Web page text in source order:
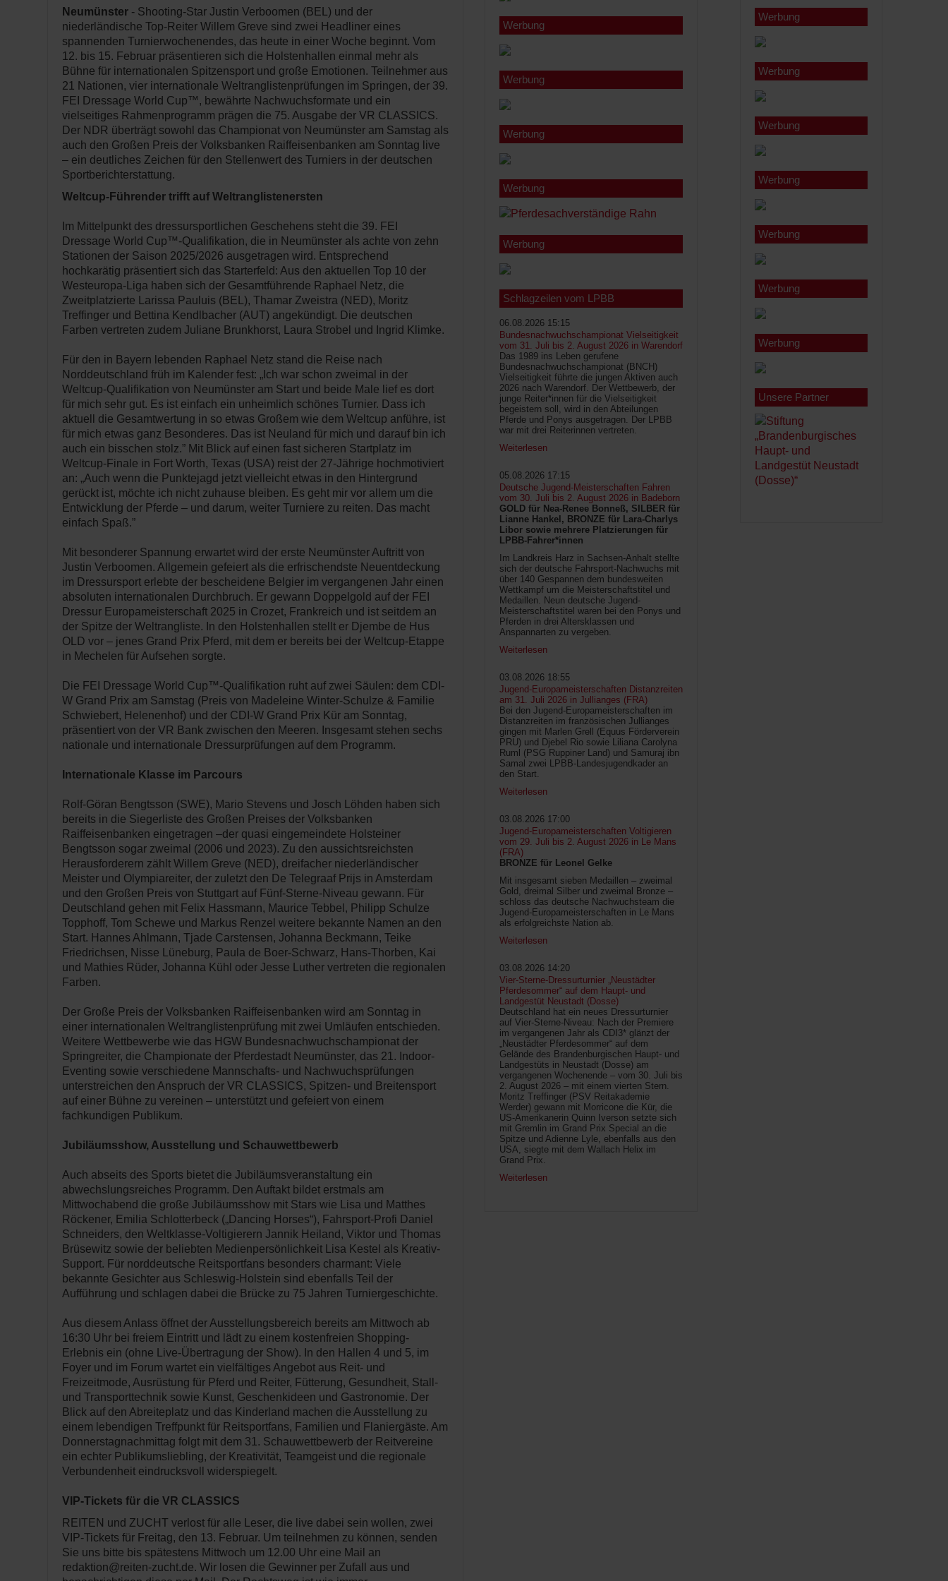
Neumünster - Shooting-Star Justin Verboomen (BEL) und der
niederländische Top-Reiter Willem Greve sind zwei Headliner eines
spannenden Turnierwochenendes, das heute in einer Woche beginnt. Vom
12. bis 15. Februar präsentieren sich die Holstenhallen einmal mehr als
Bühne für internationalen Spitzensport und große Emotionen. Teilnehmer aus
21 Nationen, vier internationale Weltranglistenprüfungen im Springen, der 39.
FEI Dressage World Cup™, bewährte Nachwuchsformate und ein
vielseitiges Rahmenprogramm prägen die 75. Ausgabe der VR CLASSICS.
Der NDR überträgt sowohl das Championat von Neumünster am Samstag als
auch den Großen Preis der Volksbanken Raiffeisenbanken am Sonntag live
– ein deutliches Zeichen für den Stellenwert des Turniers in der deutschen
Sportberichterstattung.
Weltcup-Führender trifft auf Weltranglistenersten
Im Mittelpunkt des dressursportlichen Geschehens steht die 39. FEI
Dressage World Cup™-Qualifikation, die in Neumünster als achte von zehn
Stationen der Saison 2025/2026 ausgetragen wird. Entsprechend
hochkarätig präsentiert sich das Starterfeld: Aus den aktuellen Top 10 der
Westeuropa-Liga haben sich der Gesamtführende Raphael Netz, die
Zweitplatzierte Larissa Pauluis (BEL), Thamar Zweistra (NED), Moritz
Treffinger und Bettina Kendlbacher (AUT) angekündigt. Die deutschen
Farben vertreten zudem Juliane Brunkhorst, Laura Strobel und Ingrid Klimke.
Für den in Bayern lebenden Raphael Netz stand die Reise nach
Norddeutschland früh im Kalender fest: „Ich war schon zweimal in der
Weltcup-Qualifikation von Neumünster am Start und beide Male lief es dort
für mich sehr gut. Es ist einfach ein unheimlich schönes Turnier. Dass ich
aktuell die Gesamtwertung in so etwas Großem wie dem Weltcup anführe, ist
für mich etwas ganz Besonderes. Das ist Neuland für mich und darauf bin ich
auch ein bisschen stolz.” Mit Blick auf einen fast sicheren Startplatz im
Weltcup-Finale in Fort Worth, Texas (USA) reist der 27-Jährige hochmotiviert
an: „Auch wenn die Punktejagd jetzt vielleicht etwas in den Hintergrund
gerückt ist, möchte ich nicht zuhause bleiben. Es geht mir vor allem um die
Entwicklung der Pferde – und darum, weiter Turniere zu reiten. Das macht
einfach Spaß.”
Mit besonderer Spannung erwartet wird der erste Neumünster Auftritt von
Justin Verboomen. Allgemein gefeiert als die erfrischendste Neuentdeckung
im Dressursport erlebte der bescheidene Belgier im vergangenen Jahr einen
absoluten internationalen Durchbruch. Er gewann Doppelgold auf der FEI
Dressur Europameisterschaft 2025 in Crozet, Frankreich und ist seitdem an
der Spitze der Weltrangliste. In den Holstenhallen stellt er Djembe de Hus
OLD vor – jenes Grand Prix Pferd, mit dem er bereits bei der Weltcup-Etappe
in Mechelen für Aufsehen sorgte.
Die FEI Dressage World Cup™-Qualifikation ruht auf zwei Säulen: dem CDI-
W Grand Prix am Samstag (Preis von Madeleine Winter-Schulze & Familie
Schwiebert, Helenenhof) und der CDI-W Grand Prix Kür am Sonntag,
präsentiert von der VR Bank zwischen den Meeren. Insgesamt stehen sechs
nationale und internationale Dressurprüfungen auf dem Programm.
Internationale Klasse im Parcours
Rolf-Göran Bengtsson (SWE), Mario Stevens und Josch Löhden haben sich
bereits in die Siegerliste des Großen Preises der Volksbanken
Raiffeisenbanken eingetragen –der quasi eingemeindete Holsteiner
Bengtsson sogar zweimal (2006 und 2023). Zu den aussichtsreichsten
Herausforderern zählt Willem Greve (NED), dreifacher niederländischer
Meister und Olympiareiter, der zuletzt den De Telegraaf Prijs in Amsterdam
und den Großen Preis von Stuttgart auf Fünf-Sterne-Niveau gewann. Für
Deutschland gehen mit Felix Hassmann, Maurice Tebbel, Philipp Schulze
Topphoff, Tom Schewe und Markus Renzel weitere bekannte Namen an den
Start. Hannes Ahlmann, Tjade Carstensen, Johanna Beckmann, Teike
Friedrichsen, Nisse Lüneburg, Paula de Boer-Schwarz, Hans-Thorben, Kai
und Mathies Rüder, Johanna Kühl oder Jesse Luther vertreten die regionalen
Farben.
Der Große Preis der Volksbanken Raiffeisenbanken wird am Sonntag in
einer internationalen Weltranglistenprüfung mit zwei Umläufen entschieden.
Weitere Wettbewerbe wie das HGW Bundesnachwuchschampionat der
Springreiter, die Championate der Pferdestadt Neumünster, das 21. Indoor-
Eventing sowie verschiedene Mannschafts- und Nachwuchsprüfungen
unterstreichen den Anspruch der VR CLASSICS, Spitzen- und Breitensport
auf einer Bühne zu vereinen – unterstützt und gefeiert von einem
fachkundigen Publikum.
Jubiläumsshow, Ausstellung und Schauwettbewerb
Auch abseits des Sports bietet die Jubiläumsveranstaltung ein
abwechslungsreiches Programm. Den Auftakt bildet erstmals am
Mittwochabend die große Jubiläumsshow mit Stars wie Lisa und Matthes
Röckener, Emilia Schlotterbeck („Dancing Horses“), Fahrsport-Profi Daniel
Schneiders, den Weltklasse-Voltigierern Jannik Heiland, Viktor und Thomas
Brüsewitz sowie der beliebten Medienpersönlichkeit Lisa Kestel als Kreativ-
Support. Für norddeutsche Reitsportfans besonders charmant: Viele
bekannte Gesichter aus Schleswig-Holstein sind ebenfalls Teil der
Aufführung und schlagen dabei die Brücke zu 75 Jahren Turniergeschichte.
Aus diesem Anlass öffnet der Ausstellungsbereich bereits am Mittwoch ab
16:30 Uhr bei freiem Eintritt und lädt zu einem kostenfreien Shopping-
Erlebnis ein (ohne Live-Übertragung der Show). In den Hallen 4 und 5, im
Foyer und im Forum wartet ein vielfältiges Angebot aus Reit- und
Freizeitmode, Ausrüstung für Pferd und Reiter, Fütterung, Gesundheit, Stall-
und Transporttechnik sowie Kunst, Geschenkideen und Gastronomie. Der
Blick auf den Abreiteplatz und das Kinderland machen die Ausstellung zu
einem lebendigen Treffpunkt für Reitsportfans, Familien und Flaniergäste. Am
Donnerstagnachmittag folgt mit dem 31. Schauwettbewerb der Reitvereine
ein echter Publikumsliebling, der Kreativität, Teamgeist und die regionale
Verbundenheit eindrucksvoll widerspiegelt.
VIP-Tickets für die VR CLASSICS
REITEN und ZUCHT verlost für alle Leser, die live dabei sein wollen, zwei
VIP-Tickets für Freitag, den 13. Februar. Um teilnehmen zu können, senden
Sie uns bitte bis spätestens Mittwoch um 12.00 Uhr eine Mail an
redaktion@reiten-zucht.de. Wir losen die Gewinner per Zufall aus und
Werbung
Werbung
Werbung
Werbung
Werbung
Schlagzeilen vom LPBB
06.08.2026 15:15
Bundesnachwuchschampionat Vielseitigkeit
vom 31. Juli bis 2. August 2026 in Warendorf
Das 1989 ins Leben gerufene
Bundesnachwuchschampionat (BNCH)
Vielseitigkeit führte die jungen Aktiven auch
2026 nach Warendorf. Der Wettbewerb, der
junge Reiter*innen für die Vielseitigkeit
begeistern soll, wird in den Abteilungen
Pferde und Ponys ausgetragen. Der LPBB
war mit drei Reiterinnen vertreten.
Weiterlesen
05.08.2026 17:15
Deutsche Jugend-Meisterschaften Fahren
vom 30. Juli bis 2. August 2026 in Badeborn
GOLD für Nea-Renee Bonneß, SILBER für
Lianne Hankel, BRONZE für Lara-Charlys
Libor sowie mehrere Platzierungen für
LPBB-Fahrer*innen
Im Landkreis Harz in Sachsen-Anhalt stellte
sich der deutsche Fahrsport-Nachwuchs mit
über 140 Gespannen dem bundesweiten
Wettkampf um die Meisterschaftstitel und
Medaillen. Neun deutsche Jugend-
Meisterschaftstitel waren bei den Ponys und
Pferden in drei Altersklassen und
Anspannarten zu vergeben.
Weiterlesen
03.08.2026 18:55
Jugend-Europameisterschaften Distanzreiten
am 31. Juli 2026 in Jullianges (FRA)
Bei den Jugend-Europameisterschaften im
Distanzreiten im französischen Jullianges
gingen mit Marlen Grell (Equus Förderverein
PRU) und Djebel Rio sowie Liliana Carolyna
Ruml (PSG Ruppiner Land) und Samuraj ibn
Samal zwei LPBB-Landesjugendkader an
den Start.
Weiterlesen
03.08.2026 17:00
Jugend-Europameisterschaften Voltigieren
vom 29. Juli bis 2. August 2026 in Le Mans
(FRA)
BRONZE für Leonel Gelke
Mit insgesamt sieben Medaillen – zweimal
Gold, dreimal Silber und zweimal Bronze –
schloss das deutsche Nachwuchsteam die
Jugend-Europameisterschaften in Le Mans
als erfolgreichste Nation ab.
Weiterlesen
03.08.2026 14:20
Vier-Sterne-Dressurturnier „Neustädter
Pferdesommer“ auf dem Haupt- und
Landgestüt Neustadt (Dosse)
Deutschland hat ein neues Dressurturnier
auf Vier-Sterne-Niveau: Nach der Premiere
im vergangenen Jahr als CDI3* glänzt der
„Neustädter Pferdesommer“ auf dem
Gelände des Brandenburgischen Haupt- und
Landgestüts in Neustadt (Dosse) am
vergangenen Wochenende – vom 30. Juli bis
2. August 2026 – mit einem vierten Stern.
Moritz Treffinger (PSV Reitakademie
Werder) gewann mit Morricone die Kür, die
US-Amerikanerin Quinn Iverson setzte sich
mit Gremlin im Grand Prix Special an die
Spitze und Adienne Lyle, ebenfalls aus den
USA, siegte mit dem Wallach Helix im
Grand Prix.
Weiterlesen
Werbung
Werbung
Werbung
Werbung
Werbung
Werbung
Werbung
Unsere Partner